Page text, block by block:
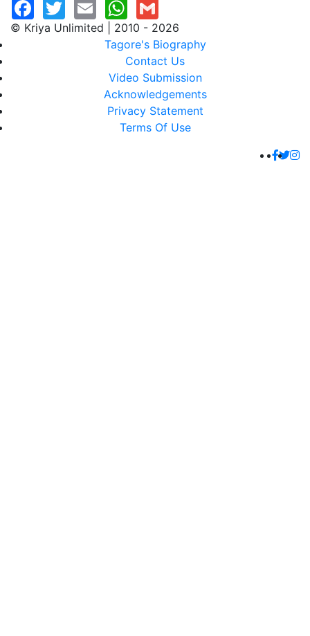
© Kriya Unlimited | 2010 - 2026
Tagore's Biography
Contact Us
Video Submission
Acknowledgements
Privacy Statement
Terms Of Use